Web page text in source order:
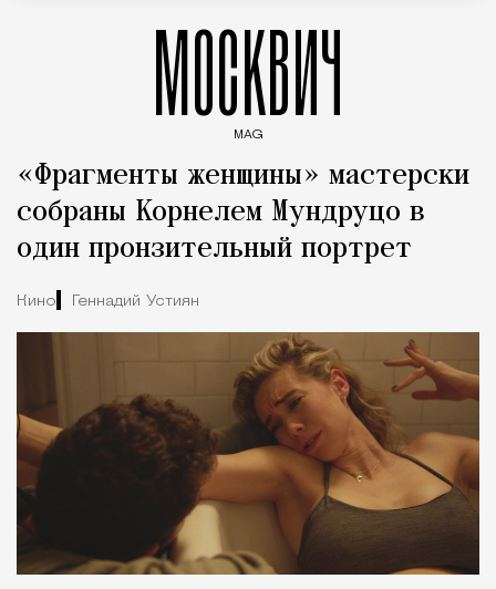
МОСКВИЧ
MAG
«Фрагменты женщины» мастерски
собраны Корнелем Мундруцо в
один пронзительный портрет
Кино Геннадий Устиян